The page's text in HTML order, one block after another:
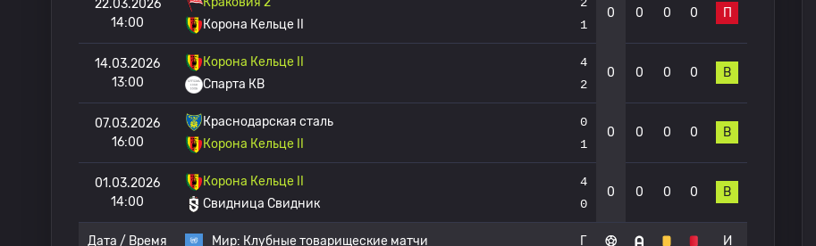
22.03.2026
14:00
Корона Кельце II
1
0 0 0 0 П
14.03.2026
13:00
Корона Кельце II
Спарта КВ
4
2
0 0 0 0 В
07.03.2026
16:00
Краснодарская сталь
Корона Кельце II
0
1
0 0 0 0 В
01.03.2026
14:00
Корона Кельце II
Свидница Свидник
4
0
0 0 0 0 В
Дата / Время Мир: Клубные товарищеские матчи Г И